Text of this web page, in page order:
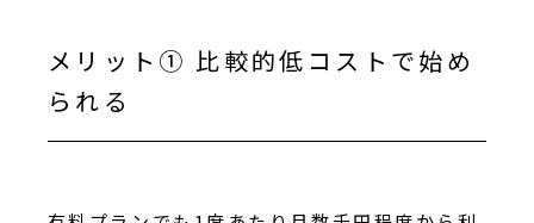
メリット① 比較的低コストで始め
られる